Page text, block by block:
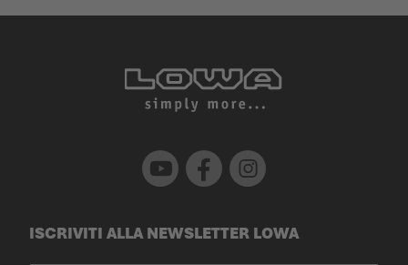
Youtube Facebook Instagram
ISCRIVITI ALLA NEWSLETTER LOWA